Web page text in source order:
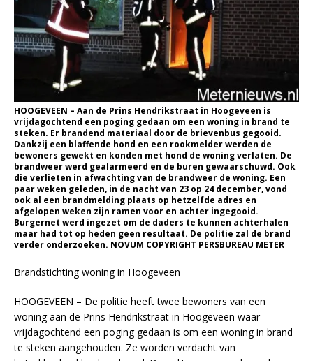
HOOGEVEEN – Aan de Prins Hendrikstraat in Hoogeveen is
vrijdagochtend een poging gedaan om een woning in brand te
steken. Er brandend materiaal door de brievenbus gegooid.
Dankzij een blaffende hond en een rookmelder werden de
bewoners gewekt en konden met hond de woning verlaten. De
brandweer werd gealarmeerd en de buren gewaarschuwd. Ook
die verlieten in afwachting van de brandweer de woning. Een
paar weken geleden, in de nacht van 23 op 24 december, vond
ook al een brandmelding plaats op hetzelfde adres en
afgelopen weken zijn ramen voor en achter ingegooid.
Burgernet werd ingezet om de daders te kunnen achterhalen
maar had tot op heden geen resultaat. De politie zal de brand
verder onderzoeken. NOVUM COPYRIGHT PERSBUREAU METER
Brandstichting woning in Hoogeveen
HOOGEVEEN – De politie heeft twee bewoners van een
woning aan de Prins Hendrikstraat in Hoogeveen waar
vrijdagochtend een poging gedaan is om een woning in brand
te steken aangehouden. Ze worden verdacht van